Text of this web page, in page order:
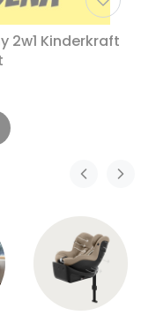
2w1 Kinderkraft